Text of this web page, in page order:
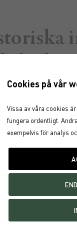
är
om
>>
Cookies på vår
Vissa av våra cookies
fungera ordentligt.
exempelvis för analys